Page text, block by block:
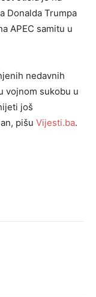
Donalda Trumpa
APEC samitu u
nedavnih
vojnom sukobu u
još
pišu Vijesti.ba.